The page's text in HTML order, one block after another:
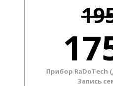
Прибор RaDoTech
Запись